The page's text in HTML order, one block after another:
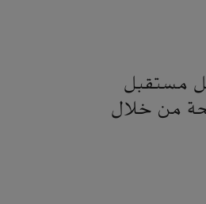
مستقبل
من خلال